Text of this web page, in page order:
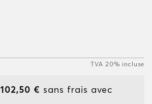
TVA 20% incluse
102,50 € sans frais avec